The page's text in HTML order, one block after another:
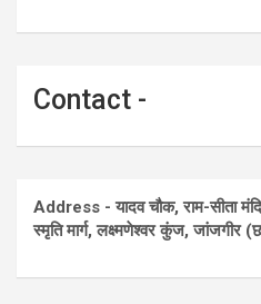
Contact -
Address - यादव चौक, राम-सीता
स्मृति मार्ग, लक्ष्मणेश्वर कुंज, जांजगीर